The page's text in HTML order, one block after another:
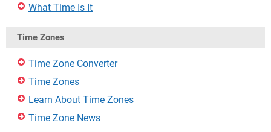
What Time Is It
Time Zones
Time Zone Converter
Time Zones
Learn About Time Zones
Time Zone News